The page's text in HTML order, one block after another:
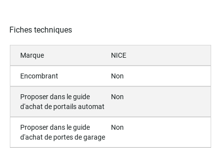
Fiches techniques
Marque NICE
Encombrant Non
Proposer dans le guide
d'achat de portails automat
Non
Proposer dans le guide
d'achat de portes de garage
Non